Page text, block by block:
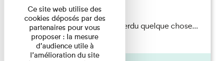
Du 15/08/2026 au 15/08/2026
Il semblerait qu’Albert Kahn a perdu quelque chose...
Accompagnés d’une ...
Ce site web utilise des
cookies déposés par des
partenaires pour vous
proposer : la mesure
d’audience utile à
l’amélioration du site